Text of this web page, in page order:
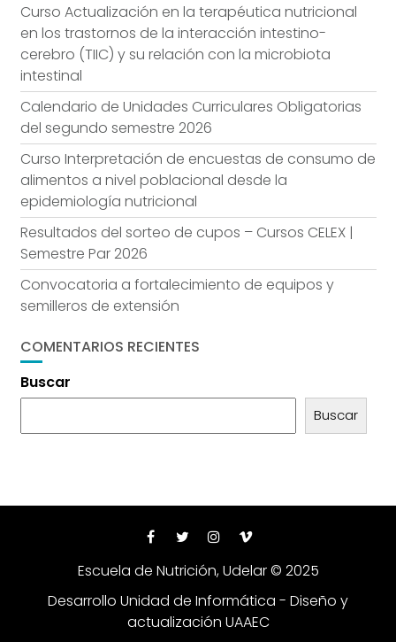
Curso Actualización en la terapéutica nutricional
en los trastornos de la interacción intestino-
cerebro (TIIC) y su relación con la microbiota
intestinal
Calendario de Unidades Curriculares Obligatorias
del segundo semestre 2026
Curso Interpretación de encuestas de consumo de
alimentos a nivel poblacional desde la
epidemiología nutricional
Resultados del sorteo de cupos – Cursos CELEX |
Semestre Par 2026
Convocatoria a fortalecimiento de equipos y
semilleros de extensión
COMENTARIOS RECIENTES
Buscar
Buscar
Escuela de Nutrición, Udelar © 2025
Desarrollo Unidad de Informática - Diseño y
actualización UAAEC